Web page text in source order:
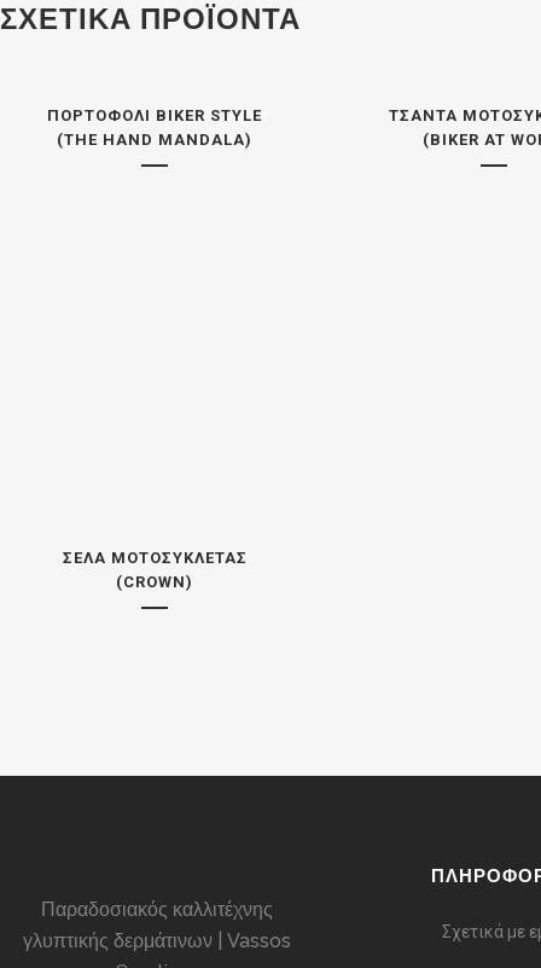
ΣΧΕΤΙΚΆ ΠΡΟΪΌΝΤΑ
ΠΟΡΤΟΦΌΛΙ BIKER STYLE
(THE HAND MANDALA)
ΤΣΆΝΤΑ
(BIKER AT
ΣΈΛΑ ΜΟΤΟΣΥΚΛΈΤΑΣ
(CROWN)
Παραδοσιακός καλλιτέχνης
γλυπτικής δερμάτινων | Vassos
Σχετικά με